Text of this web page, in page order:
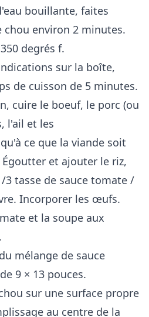
bouillante, faites
environ 2 minutes.
degrés f.
sur la boîte,
de cuisson de 5 minutes.
cuire le boeuf, le porc (ou
l'ail et les
ce que la viande soit
et ajouter le riz,
3 tasse de sauce tomate /
Incorporer les œufs.
et la soupe aux
mélange de sauce
9 × 13 pouces.
sur une surface propre
au centre de la